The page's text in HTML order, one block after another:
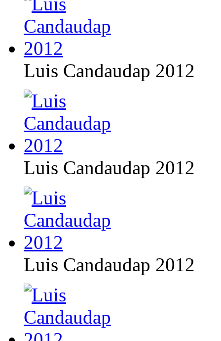
Luis Candaudap 2012
Luis Candaudap 2012
Luis Candaudap 2012